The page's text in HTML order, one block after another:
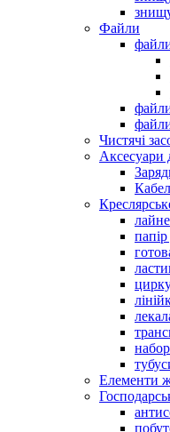
Файли
Чистячі
Аксесуари
Елементи